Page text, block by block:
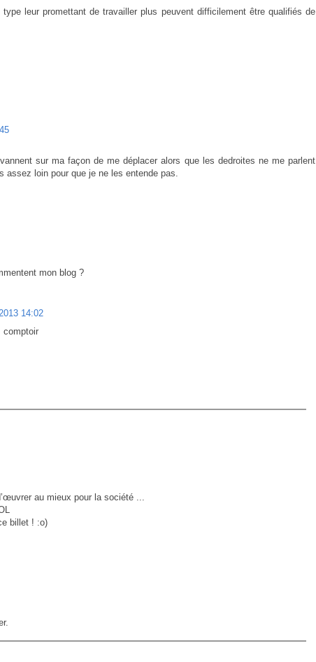
leur promettant de travailler plus peuvent difficilement être qualifiés de
sur ma façon de me déplacer alors que les dedroites ne me parlent
assez loin pour que je ne les entende pas.
mon blog ?
14:02
comptoir
au mieux pour la société ...
billet ! :o)